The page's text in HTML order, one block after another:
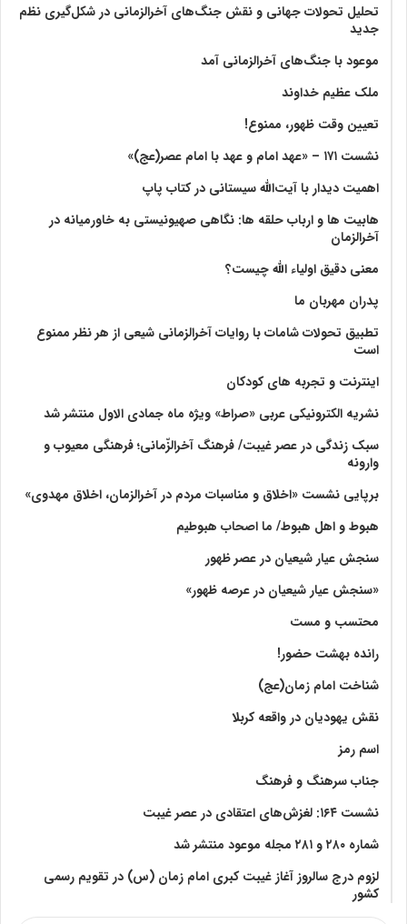
تحلیل تحولات جهانی و نقش جنگ‌های آخرالزمانی در شکل‌گیری نظم
جدید
موعود با جنگ‌های آخرالزمانی آمد
ملک عظیم خداوند
تعیین وقت ظهور، ممنوع!
نشست ۱۷۱ – «عهد امام و عهد با امام عصر(عج)»
اهمیت دیدار با آیت‌الله سیستانی در کتاب پاپ
هابیت ها و ارباب حلقه ها: نگاهی صهیونیستی به خاورمیانه در
آخرالزمان
معنی دقیق اولیاء الله چیست؟
پدران مهربان ما
تطبیق تحولات شامات با روایات آخرالزمانی شیعی از هر نظر ممنوع
است
اینترنت و تجربه های کودکان
نشریه الکترونیکی عربی «صراط» ویژه ماه جمادی الاول منتشر شد
سبک زندگی در عصر غیبت/ فرهنگ آخرالزّمانی؛ فرهنگی معیوب و
وارونه
برپایی نشست «اخلاق و مناسبات مردم در آخرالزمان، اخلاق مهدوی»
هبوط و اهل هبوط/ ما اصحاب هبوطیم
سنجش عیار شیعیان در عصر ظهور
«سنجش عیار شیعیان در عرصه ظهور»
محتسب و مست
رانده بهشت‌ حضور!
شناخت امام زمان(عج)
نقش یهودیان در واقعه کربلا
اسم رمز
جناب سرهنگ و فرهنگ
نشست ۱۶۴: لغزش‌های اعتقادی در عصر غیبت
شماره ۲۸۰ و ۲۸۱ مجله موعود منتشر شد
لزوم درج سالروز آغاز غیبت کبری امام زمان (س) در تقویم رسمی
کشور